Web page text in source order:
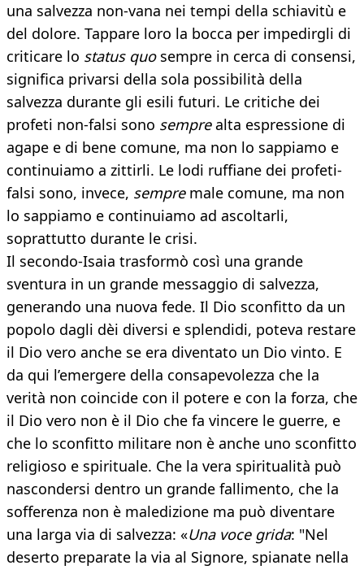
una salvezza non-vana nei tempi della schiavitù e
del dolore. Tappare loro la bocca per impedirgli di
criticare lo status quosempre in cerca di consensi,
significa privarsi della sola possibilità della
salvezza durante gli esili futuri. Le critiche dei
profeti non-falsi sono semprealta espressione di
agape e di bene comune, ma non lo sappiamo e
continuiamo a zittirli. Le lodi ruffiane dei profeti-
falsi sono, invece, sempremale comune, ma non
lo sappiamo e continuiamo ad ascoltarli,
soprattutto durante le crisi.
Il secondo-Isaia trasformò così una grande
sventura in un grande messaggio di salvezza,
generando una nuova fede. Il Dio sconfitto da un
popolo dagli dèi diversi e splendidi, poteva restare
il Dio vero anche se era diventato un Dio vinto. E
da qui l’emergere della consapevolezza che la
verità non coincide con il potere e con la forza, che
il Dio vero non è il Dio che fa vincere le guerre, e
che lo sconfitto militare non è anche uno sconfitto
religioso e spirituale. Che la vera spiritualità può
nascondersi dentro un grande fallimento, che la
sofferenza non è maledizione ma può diventare
una larga via di salvezza: «Una voce grida: "Nel
deserto preparate la via al Signore, spianate nella